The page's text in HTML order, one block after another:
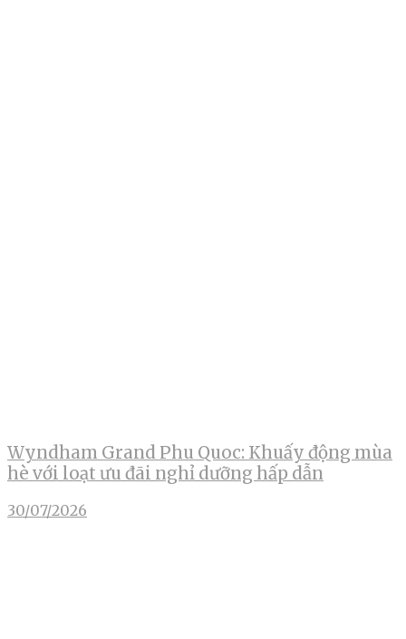
Wyndham Grand Phu Quoc: Khuấy động mùa
hè với loạt ưu đãi nghỉ dưỡng hấp dẫn
30/07/2026